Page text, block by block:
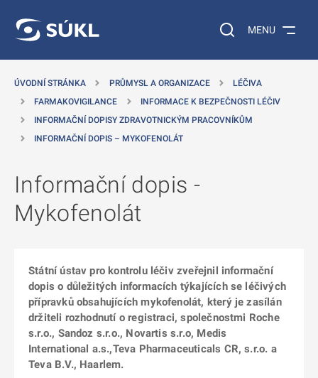
Vyhledávání na
MENU
ÚVODNÍ STRÁNKA PRŮMYSL A ORGANIZACE
LÉČIVA
FARMAKOVIGILANCE
INFORMACE K BEZPEČNOSTI LÉČIV
INFORMAČNÍ DOPISY ZDRAVOTNICKÝM PRACOVNÍKŮM
INFORMAČNÍ DOPIS – MYKOFENOLÁT
Informační dopis -
Mykofenolát
Státní ústav pro kontrolu léčiv zveřejnil informační
dopis o důležitých informacích týkajících se léčivých
přípravků obsahujících mykofenolát, který je zasílán
držiteli rozhodnutí o registraci, společnostmi Roche
s.r.o., Sandoz s.r.o., Novartis s.r.o, Medis
International a.s.,Teva Pharmaceuticals CR, s.r.o. a
Teva B.V., Haarlem.